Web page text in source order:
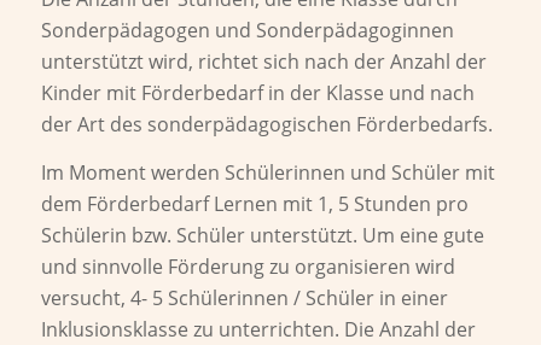
Sonderpädagogen und Sonderpädagoginnen
unterstützt wird, richtet sich nach der Anzahl der
Kinder mit Förderbedarf in der Klasse und nach
der Art des sonderpädagogischen Förderbedarfs.
Im Moment werden Schülerinnen und Schüler mit
dem Förderbedarf Lernen mit 1, 5 Stunden pro
Schülerin bzw. Schüler unterstützt. Um eine gute
und sinnvolle Förderung zu organisieren wird
versucht, 4- 5 Schülerinnen / Schüler in einer
Inklusionsklasse zu unterrichten. Die Anzahl der